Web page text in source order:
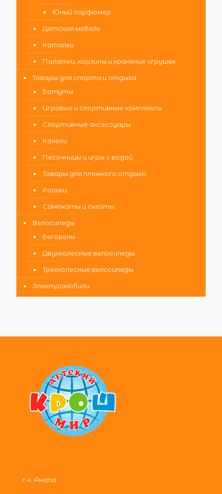
Юный парфюмер
Детская мебель
Каталки
Палатки, корзины и хранение игрушек
Товары для спорта и отдыха
Батуты
Игровые и спортивные комплексы
Спортивные аксессуары
Качели
Песочницы и игры с водой
Товары для пляжного отдыха
Ролики
Самокаты и скейты
Велосипеды
Беговелы
Двухколесные велосипеды
Трехколесные велосипеды
Электромобили
г-к. Анапа